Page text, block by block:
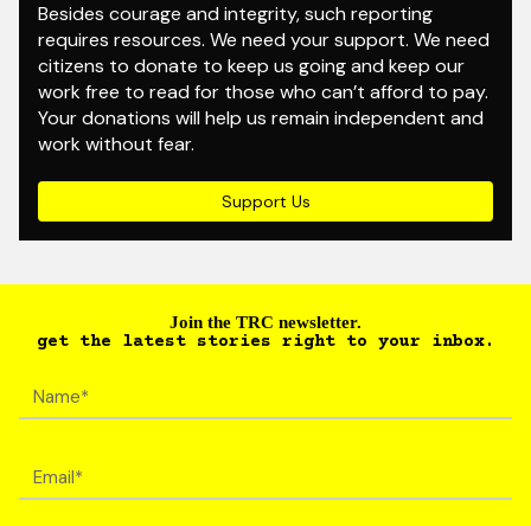
Besides courage and integrity, such reporting
requires resources. We need your support. We need
citizens to donate to keep us going and keep our
work free to read for those who can’t afford to pay.
Your donations will help us remain independent and
work without fear.
Support Us
Join the TRC newsletter.
get the latest stories right to your inbox.